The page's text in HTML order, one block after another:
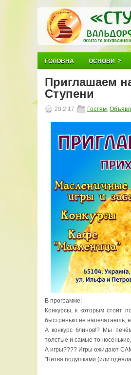
ГОЛОВНА ОСНОВИ »
Приглашаем
Ступени
20.2.17 Гостям,
В программе:
Конкурсы, к которым стоит
быстренько не напечатаешь,
А конкурс блинов!? Мы
толстые и самые
А игры???? Игры ожидают
"Битва подушками (или